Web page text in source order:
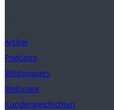
Artikel
Podcasts
Whitepapers
Webinare
Kundengeschichten